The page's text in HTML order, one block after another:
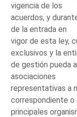
vigencia de los
acuerdos, y
de la entrada en
vigor de esta ley,
exclusivos y la
de gestión pueda
asociaciones
representativas a
correspondiente o
principales